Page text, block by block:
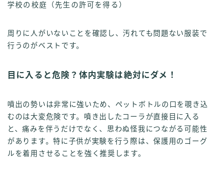
学校の校庭（先生の許可を得る）
周りに人がいないことを確認し、汚れても問題ない服装で
行うのがベストです。
目に入ると危険？体内実験は絶対にダメ！
噴出の勢いは非常に強いため、ペットボトルの口を覗き込
むのは大変危険です。噴き出したコーラが直接目に入る
と、痛みを伴うだけでなく、思わぬ怪我につながる可能性
があります。特に子供が実験を行う際は、保護用のゴーグ
ルを着用させることを強く推奨します。